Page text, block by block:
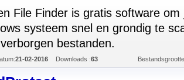
File Finder is gratis software om
systeem snel en grondig te
bestanden.
21-02-2016 Downloads :63